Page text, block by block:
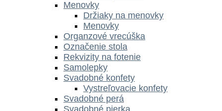
Menovky
Držiaky na menovky
Menovky
Organzové vrecúška
Označenie stola
Rekvizity na fotenie
Samolepky
Svadobné konfety
Vystreľovacie konfety
Svadobné perá
Svadobné pierka